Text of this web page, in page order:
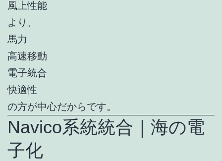
風上性能
より、
馬力
高速移動
電子統合
快適性
の方が中心だからです。
Navico系統統合｜海の電
子化